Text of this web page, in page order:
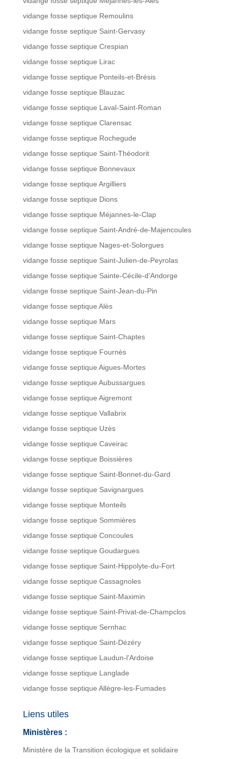
vidange fosse septique Remoulins
vidange fosse septique Saint-Gervasy
vidange fosse septique Crespian
vidange fosse septique Lirac
vidange fosse septique Ponteils-et-Brésis
vidange fosse septique Blauzac
vidange fosse septique Laval-Saint-Roman
vidange fosse septique Clarensac
vidange fosse septique Rochegude
vidange fosse septique Saint-Théodorit
vidange fosse septique Bonnevaux
vidange fosse septique Argilliers
vidange fosse septique Dions
vidange fosse septique Méjannes-le-Clap
vidange fosse septique Saint-André-de-Majencoules
vidange fosse septique Nages-et-Solorgues
vidange fosse septique Saint-Julien-de-Peyrolas
vidange fosse septique Sainte-Cécile-d’Andorge
vidange fosse septique Saint-Jean-du-Pin
vidange fosse septique Alès
vidange fosse septique Mars
vidange fosse septique Saint-Chaptes
vidange fosse septique Fournès
vidange fosse septique Aigues-Mortes
vidange fosse septique Aubussargues
vidange fosse septique Aigremont
vidange fosse septique Vallabrix
vidange fosse septique Uzès
vidange fosse septique Caveirac
vidange fosse septique Boissières
vidange fosse septique Saint-Bonnet-du-Gard
vidange fosse septique Savignargues
vidange fosse septique Monteils
vidange fosse septique Sommières
vidange fosse septique Concoules
vidange fosse septique Goudargues
vidange fosse septique Saint-Hippolyte-du-Fort
vidange fosse septique Cassagnoles
vidange fosse septique Saint-Maximin
vidange fosse septique Saint-Privat-de-Champclos
vidange fosse septique Sernhac
vidange fosse septique Saint-Dézéry
vidange fosse septique Laudun-l’Ardoise
vidange fosse septique Langlade
vidange fosse septique Allègre-les-Fumades
Liens utiles
Ministères :
Ministère de la Transition écologique et solidaire